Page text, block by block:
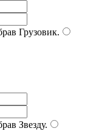
Грузовик.
Звезду.